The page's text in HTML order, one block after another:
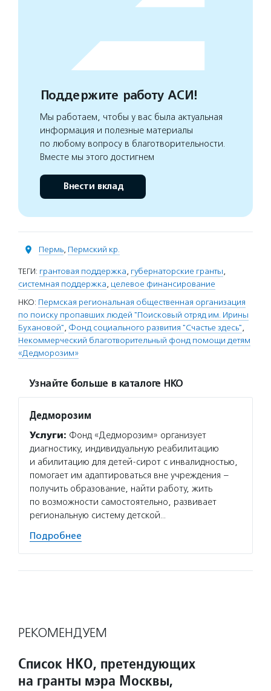
Поддержите работу АСИ!
Мы работаем, чтобы у вас была актуальная
информация и полезные материалы
по любому вопросу в благотворительности.
Вместе мы этого достигнем
Внести вклад
Пермь, Пермский кр.
ТЕГИ: грантовая поддержка, губернаторские гранты,
системная поддержка, целевое финансирование
НКО: Пермская региональная общественная организация
по поиску пропавших людей "Поисковый отряд им. Ирины
Бухановой", Фонд социального развития "Счастье здесь",
Некоммерческий благотворительный фонд помощи детям
«Дедморозим»
Узнайте больше в каталоге НКО
Дедморозим
Услуги: Фонд «Дедморозим» организует
диагностику, индивидуальную реабилитацию
и абилитацию для детей-сирот с инвалидностью,
помогает им адаптироваться вне учреждения –
получить образование, найти работу, жить
по возможности самостоятельно, развивает
региональную систему детской…
Подробнее
РЕКОМЕНДУЕМ
Список НКО, претендующих
на гранты мэра Москвы,